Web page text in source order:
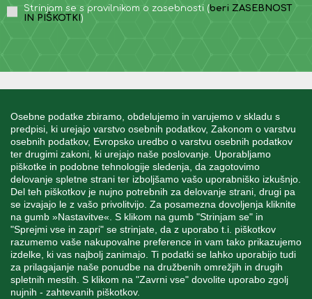
Osebne podatke zbiramo, obdelujemo in varujemo v skladu s
predpisi, ki urejajo varstvo osebnih podatkov, Zakonom o varstvu
osebnih podatkov, Evropsko uredbo o varstvu osebnih podatkov
ter drugimi zakoni, ki urejajo naše poslovanje. Uporabljamo
piškotke in podobne tehnologije sledenja, da zagotovimo
delovanje spletne strani ter izboljšamo vašo uporabniško izkušnjo.
Del teh piškotkov je nujno potrebnih za delovanje strani, drugi pa
se izvajajo le z vašo privolitvijo. Za posamezna dovoljenja kliknite
na gumb »Nastavitve«. S klikom na gumb "Strinjam se" in
"Sprejmi vse in zapri" se strinjate, da z uporabo t.i. piškotkov
razumemo vaše nakupovalne preference in vam tako prikazujemo
izdelke, ki vas najbolj zanimajo. Ti podatki se lahko uporabijo tudi
za prilagajanje naše ponudbe na družbenih omrežjih in drugih
spletnih mestih. S klikom na "Zavrni vse" dovolite uporabo zgolj
nujnih - zahtevanih piškotkov.
Strinjam se s pravilnikom o zasebnosti (beri ZASEBNOST
IN PIŠKOTKI )
MOJ RAČUN
STORITEV ZA STRANKE
SPREMLJAJTE NAS